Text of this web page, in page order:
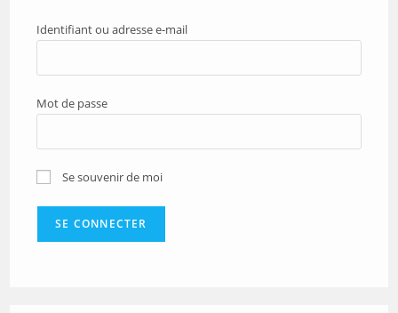
Identifiant ou adresse e-mail
Mot de passe
Se souvenir de moi